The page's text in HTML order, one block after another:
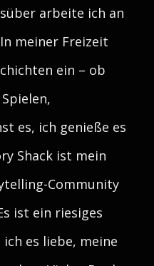
arbeite ich an
meiner Freizeit
ein – ob
es, ich genieße es
Shack ist mein
Community
ist ein riesiges
es liebe, meine